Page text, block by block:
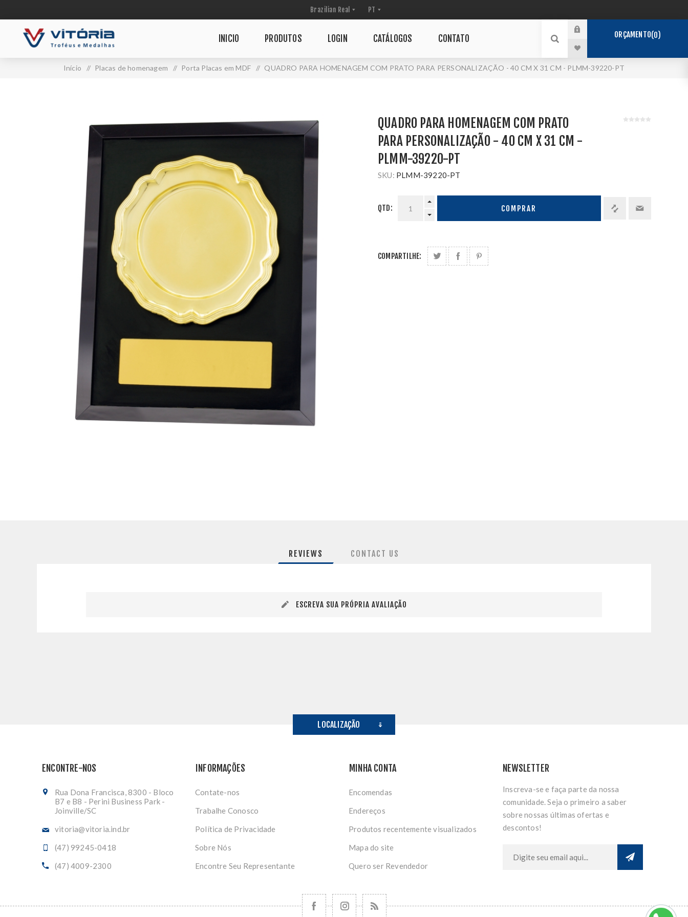
INICIO PRODUTOS LOGIN CATÁLOGOS CONTATO ORÇAMENTO 0
Início / Placas de homenagem / Porta Placas em MDF / QUADRO PARA HOMENAGEM COM PRATO PARA PERSONALIZAÇÃO - 40 CM X 31 CM - PLMM-39220-PT
QUADRO PARA HOMENAGEM COM PRATO
PARA PERSONALIZAÇÃO - 40 CM X 31 CM -
PLMM-39220-PT
SKU: PLMM-39220-PT
QTD: COMPRAR
COMPARTILHE:
REVIEWS CONTACT US
ESCREVA SUA PRÓPRIA AVALIAÇÃO
LOCALIZAÇÃO
ENCONTRE-NOS
Rua Dona Francisca, 8300 - Bloco
B7 e B8 - Perini Business Park -
Joinville/SC
vitoria@vitoria.ind.br
(47) 99245-0418
(47) 4009-2300
INFORMAÇÕES
Contate-nos
Trabalhe Conosco
Política de Privacidade
Sobre Nós
Encontre Seu Representante
MINHA CONTA
Encomendas
Endereços
Produtos recentemente visualizados
Mapa do site
Quero ser Revendedor
NEWSLETTER
Inscreva-se e faça parte da nossa
comunidade. Seja o primeiro a saber
sobre nossas últimas ofertas e
descontos!